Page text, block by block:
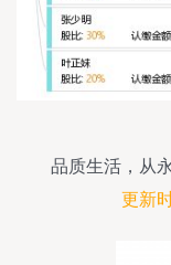
品质生活，从
更新